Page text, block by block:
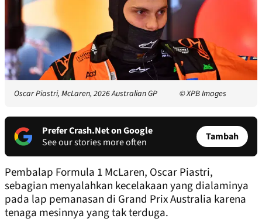
Oscar Piastri, McLaren, 2026 Australian GP © XPB Images
Prefer Crash.Net on Google
See our stories more often
Tambah
Pembalap Formula 1 McLaren, Oscar Piastri,
sebagian menyalahkan kecelakaan yang dialaminya
pada lap pemanasan di Grand Prix Australia karena
tenaga mesinnya yang tak terduga.